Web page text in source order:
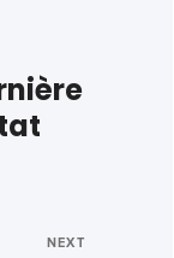
NEXT